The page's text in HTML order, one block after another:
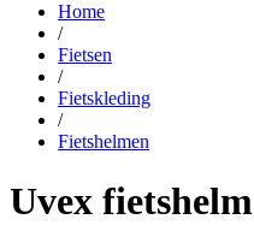
Home
/
Fietsen
/
Fietskleding
/
Fietshelmen
Uvex fietshelm